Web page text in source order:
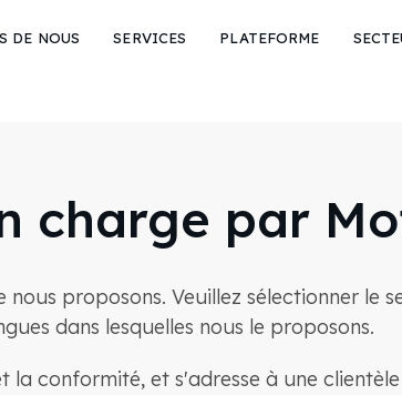
DE NOUS SERVICES PLATEFORME
charge par
proposons. Veuillez sélectionner le
dans lesquelles nous le proposons.
conformité, et s'adresse à une